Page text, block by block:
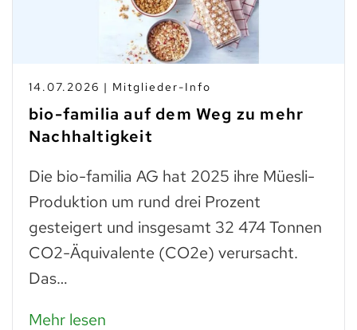
14.07.2026 | Mitglieder-Info
bio-familia auf dem Weg zu mehr
Nachhaltigkeit
Die bio-familia AG hat 2025 ihre Müesli-
Produktion um rund drei Prozent
gesteigert und insgesamt 32 474 Tonnen
CO2-Äquivalente (CO2e) verursacht.
Das…
Mehr lesen